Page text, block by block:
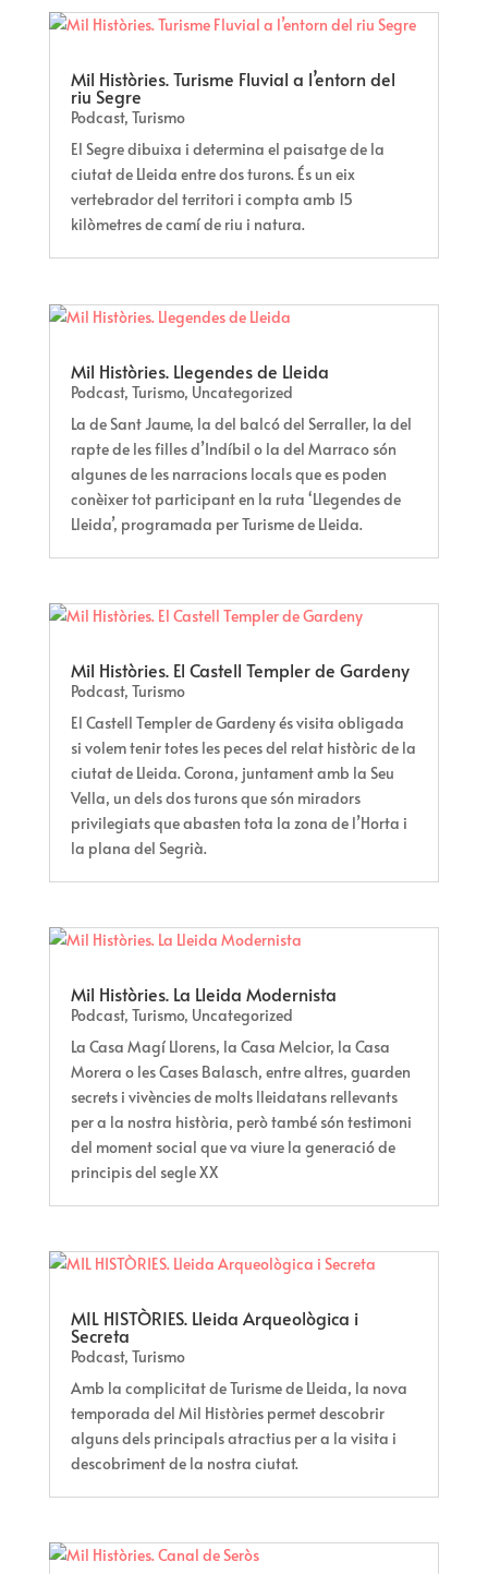
Mil Històries. Turisme Fluvial a l’entorn del
riu Segre
Podcast, Turismo
El Segre dibuixa i determina el paisatge de la
ciutat de Lleida entre dos turons. És un eix
vertebrador del territori i compta amb 15
kilòmetres de camí de riu i natura.
Mil Històries. Llegendes de Lleida
Podcast, Turismo, Uncategorized
La de Sant Jaume, la del balcó del Serraller, la del
rapte de les filles d’Indíbil o la del Marraco són
algunes de les narracions locals que es poden
conèixer tot participant en la ruta ‘Llegendes de
Lleida’, programada per Turisme de Lleida.
Mil Històries. El Castell Templer de Gardeny
Podcast, Turismo
El Castell Templer de Gardeny és visita obligada
si volem tenir totes les peces del relat històric de la
ciutat de Lleida. Corona, juntament amb la Seu
Vella, un dels dos turons que són miradors
privilegiats que abasten tota la zona de l’Horta i
la plana del Segrià.
Mil Històries. La Lleida Modernista
Podcast, Turismo, Uncategorized
La Casa Magí Llorens, la Casa Melcior, la Casa
Morera o les Cases Balasch, entre altres, guarden
secrets i vivències de molts lleidatans rellevants
per a la nostra història, però també són testimoni
del moment social que va viure la generació de
principis del segle XX
MIL HISTÒRIES. Lleida Arqueològica i
Secreta
Podcast, Turismo
Amb la complicitat de Turisme de Lleida, la nova
temporada del Mil Històries permet descobrir
alguns dels principals atractius per a la visita i
descobriment de la nostra ciutat.